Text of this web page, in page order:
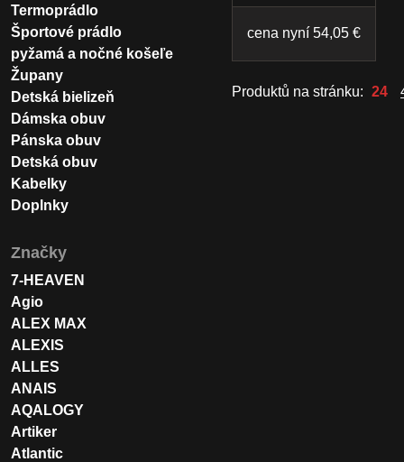
cena nyní 54,05 €
Produktů na stránku: 24
Termoprádlo
Športové prádlo
pyžamá a nočné košeľe
Župany
Detská bielizeň
Dámska obuv
Pánska obuv
Detská obuv
Kabelky
Doplnky
Značky
7-HEAVEN
Agio
ALEX MAX
ALEXIS
ALLES
ANAIS
AQALOGY
Artiker
Atlantic